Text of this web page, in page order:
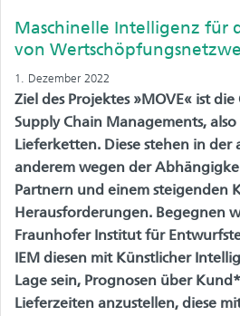
Maschinelle Intelligenz für
von
1. Dezember 2022
Ziel des Projektes »MOVE« ist
Supply Chain Managements,
Lieferketten. Diese stehen in
anderem wegen der
Partnern und einem steigenden
Herausforderungen. Begegnen
Fraunhofer Institut für
IEM diesen mit Künstlicher
Lage sein, Prognosen über
Lieferzeiten anzustellen, diese